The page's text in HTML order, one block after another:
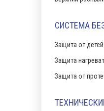
СИСТЕМА
Защита от детей
Защита
Защита от